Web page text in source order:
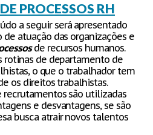
PROCESSOS RH
a seguir será apresentado
atuação das organizações e
de recursos humanos.
rotinas de departamento de
o que o trabalhador tem
os direitos trabalhistas.
são utilizadas
e desvantagens, se são
busca atrair novos talentos